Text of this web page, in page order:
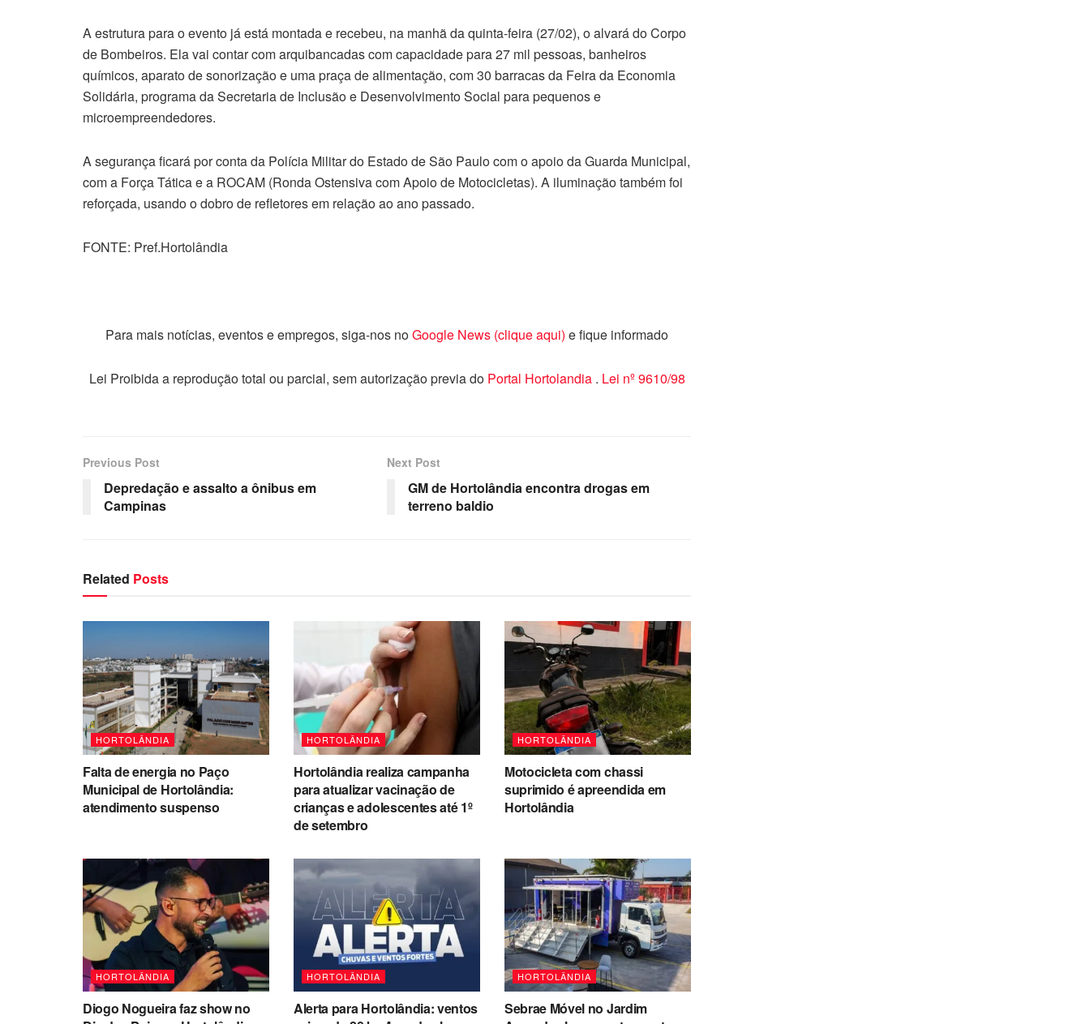
A estrutura para o evento já está montada e recebeu, na manhã da quinta-feira (27/02), o alvará do Corpo
de Bombeiros. Ela vai contar com arquibancadas com capacidade para 27 mil pessoas, banheiros
químicos, aparato de sonorização e uma praça de alimentação, com 30 barracas da Feira da Economia
Solidária, programa da Secretaria de Inclusão e Desenvolvimento Social para pequenos e
microempreendedores.
A segurança ficará por conta da Polícia Militar do Estado de São Paulo com o apoio da Guarda Municipal,
com a Força Tática e a ROCAM (Ronda Ostensiva com Apoio de Motocicletas). A iluminação também foi
reforçada, usando o dobro de refletores em relação ao ano passado.
FONTE: Pref.Hortolândia
Para mais notícias, eventos e empregos, siga-nos noGoogle News (clique aqui) e fique informado
Lei Proibida a reprodução total ou parcial, sem autorização previa do Portal Hortolandia . Lei nº 9610/98
Previous Post
Depredação e assalto a ônibus em
Campinas
Next Post
GM de Hortolândia encontra drogas em
terreno baldio
Related Posts
HORTOLÂNDIA
Falta de energia no Paço
Municipal de Hortolândia:
atendimento suspenso
HORTOLÂNDIA
Hortolândia realiza campanha
para atualizar vacinação de
crianças e adolescentes até 1º
de setembro
HORTOLÂNDIA
Motocicleta com chassi
suprimido é apreendida em
Hortolândia
HORTOLÂNDIA
Diogo Nogueira faz show no
HORTOLÂNDIA
Alerta para Hortolândia: ventos
HORTOLÂNDIA
Sebrae Móvel no Jardim